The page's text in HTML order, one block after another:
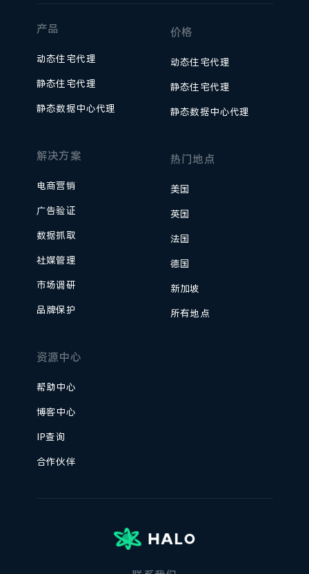
产品
动态住宅代理
静态住宅代理
静态数据中心代理
价格
动态住宅代理
静态住宅代理
静态数据中心代理
解决方案
电商营销
广告验证
数据抓取
社媒管理
市场调研
品牌保护
热门地点
美国
英国
法国
德国
新加坡
所有地点
资源中心
帮助中心
博客中心
IP查询
合作伙伴